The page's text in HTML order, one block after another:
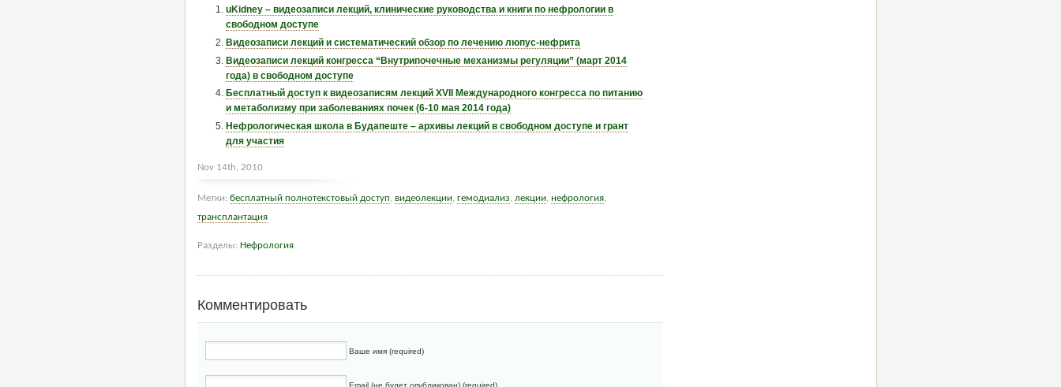
uKidney – видеозаписи лекций, клинические руководства и книги по нефрологии в
свободном доступе
Видеозаписи лекций и систематический обзор по лечению люпус-нефрита
Видеозаписи лекций конгресса “Внутрипочечные механизмы регуляции” (март 2014
года) в свободном доступе
Бесплатный доступ к видеозаписям лекций XVII Международного конгресса по питанию
и метаболизму при заболеваниях почек (6-10 мая 2014 года)
Нефрологическая школа в Будапеште – архивы лекций в свободном доступе и грант
для участия
Nov 14th, 2010
Метки: бесплатный полнотекстовый доступ, видеолекции, гемодиализ, лекции, нефрология,
трансплантация
Разделы: Нефрология
Комментировать
Ваше имя (required)
Email (не будет опубликован) (required)